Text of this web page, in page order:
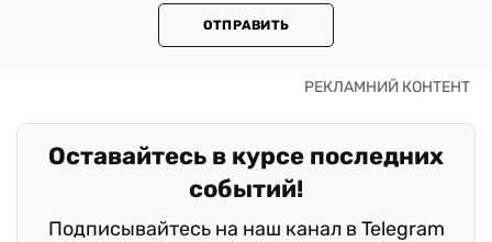
ОТПРАВИТЬ
Оставайтесь в курсе последних
событий!
Подписывайтесь на наш канал в Telegram